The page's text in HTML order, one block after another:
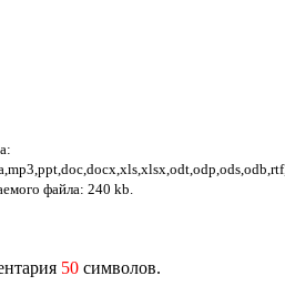
файла: 240 kb.
50 символов.